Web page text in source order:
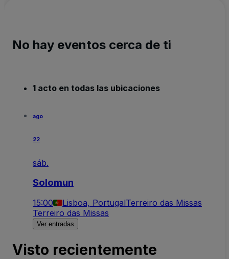
No hay eventos cerca de ti
1 acto en todas las ubicaciones
ago
22
sáb.
Solomun
15:00 Lisboa, PortugalTerreiro das Missas
Terreiro das Missas
Ver entradas
Visto recientemente